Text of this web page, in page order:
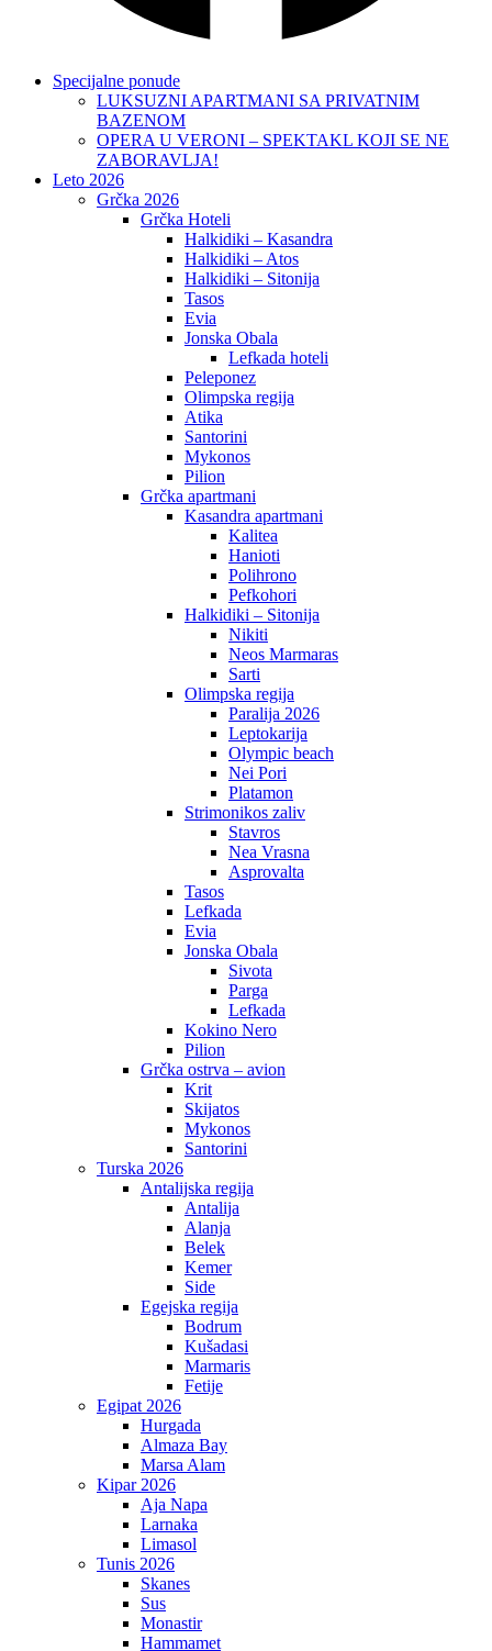
Specijalne ponude
LUKSUZNI APARTMANI SA PRIVATNIM
BAZENOM
OPERA U VERONI – SPEKTAKL KOJI SE NE
ZABORAVLJA!
Leto 2026
Grčka 2026
Grčka Hoteli
Halkidiki – Kasandra
Halkidiki – Atos
Halkidiki – Sitonija
Tasos
Evia
Jonska Obala
Lefkada hoteli
Peleponez
Olimpska regija
Atika
Santorini
Mykonos
Pilion
Grčka apartmani
Kasandra apartmani
Kalitea
Hanioti
Polihrono
Pefkohori
Halkidiki – Sitonija
Nikiti
Neos Marmaras
Sarti
Olimpska regija
Paralija 2026
Leptokarija
Olympic beach
Nei Pori
Platamon
Strimonikos zaliv
Stavros
Nea Vrasna
Asprovalta
Tasos
Lefkada
Evia
Jonska Obala
Sivota
Parga
Lefkada
Kokino Nero
Pilion
Grčka ostrva – avion
Krit
Skijatos
Mykonos
Santorini
Turska 2026
Antalijska regija
Antalija
Alanja
Belek
Kemer
Side
Egejska regija
Bodrum
Kušadasi
Marmaris
Fetije
Egipat 2026
Hurgada
Almaza Bay
Marsa Alam
Kipar 2026
Aja Napa
Larnaka
Limasol
Tunis 2026
Skanes
Sus
Monastir
Hammamet